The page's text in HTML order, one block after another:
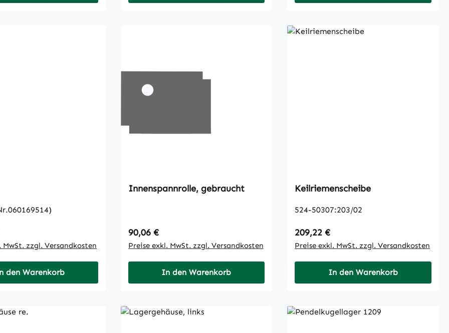
MwSt. zzgl. Versandkosten
den Warenkorb
Innenspannrolle, gebraucht
Regulärer Preis:
90,06 €
Preise exkl. MwSt. zzgl. Versandkosten
In den Warenkorb
Keilriemenscheibe
524-50307:203/02
Regulärer Preis:
209,22 €
Preise exkl. MwSt. zzgl. Versandkosten
In den Warenkorb